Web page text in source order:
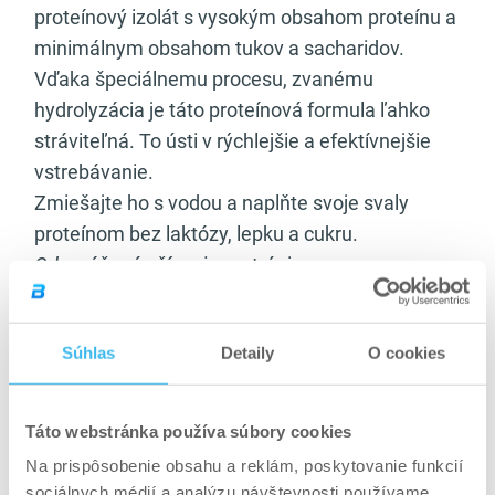
Súhlas Detaily O cookies
Táto webstránka používa súbory cookies
Na prispôsobenie obsahu a reklám, poskytovanie funkcií
proteínový izolát s vysokým obsahom proteínu a
minimálnym obsahom tukov a sacharidov.
Vďaka špeciálnemu procesu, zvanému
hydrolyzácia je táto proteínová formula ľahko
stráviteľná. To ústi v rýchlejšie a efektívnejšie
vstrebávanie.
Zmiešajte ho s vodou a naplňte svoje svaly
proteínom bez laktózy, lepku a cukru.
Odporúčané užívanie:
po tréningu.
HMB má dôležitú úlohu v syntéze proteínov,
Odporúčané užívanie:zmiešajte ho s
potréningovým práškovým proteínom.